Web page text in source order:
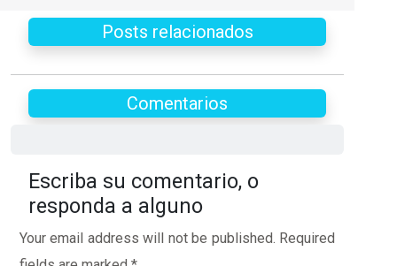
Posts relacionados
Comentarios
Escriba su comentario, o
responda a alguno
Your email address will not be published. Required